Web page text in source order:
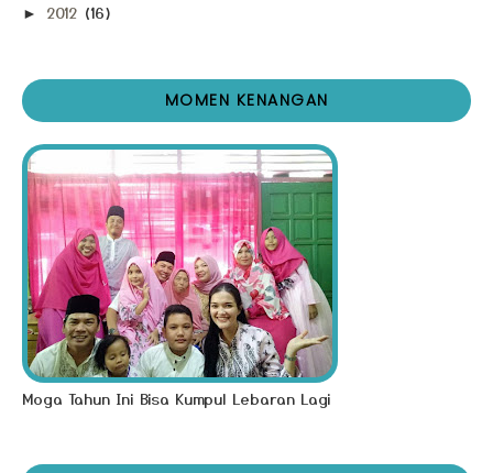
► 2012 (16)
MOMEN KENANGAN
Moga Tahun Ini Bisa Kumpul Lebaran Lagi